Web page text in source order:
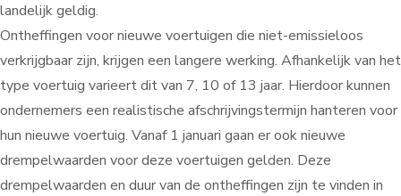
landelijk geldig.
Ontheffingen voor nieuwe voertuigen die niet-emissieloos
verkrijgbaar zijn, krijgen een langere werking. Afhankelijk van het
type voertuig varieert dit van 7, 10 of 13 jaar. Hierdoor kunnen
ondernemers een realistische afschrijvingstermijn hanteren voor
hun nieuwe voertuig. Vanaf 1 januari gaan er ook nieuwe
drempelwaarden voor deze voertuigen gelden. Deze
drempelwaarden en duur van de ontheffingen zijn te vinden in